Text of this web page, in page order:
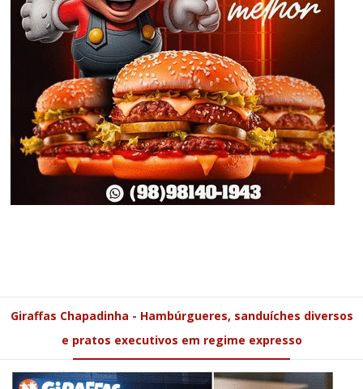
Giraffas Chapadinha - Hambúrgueres, sanduíches diversos
e pratos executivos em regime expresso